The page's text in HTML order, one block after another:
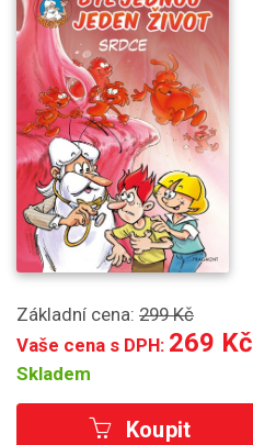
Základní cena: 299 Kč
Vaše cena s DPH: 269 Kč
Skladem
Koupit